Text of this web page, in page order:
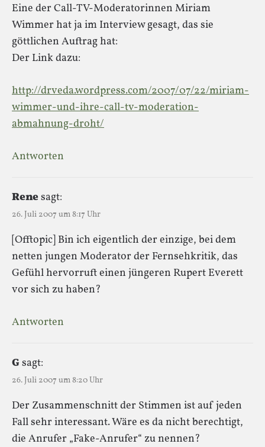
Eine der Call-TV-Moderatorinnen Miriam
Wimmer hat ja im Interview gesagt, das sie
göttlichen Auftrag hat:
Der Link dazu:
http://drveda.wordpress.com/2007/07/22/miriam-
wimmer-und-ihre-call-tv-moderation-
abmahnung-droht/
Antworten
Renesagt:
26. Juli 2007 um 8:17 Uhr
[Offtopic] Bin ich eigentlich der einzige, bei dem
netten jungen Moderator der Fernsehkritik, das
Gefühl hervorruft einen jüngeren Rupert Everett
vor sich zu haben?
Antworten
G sagt:
26. Juli 2007 um 8:20 Uhr
Der Zusammenschnitt der Stimmen ist auf jeden
Fall sehr interessant. Wäre es da nicht berechtigt,
die Anrufer „Fake-Anrufer“ zu nennen?